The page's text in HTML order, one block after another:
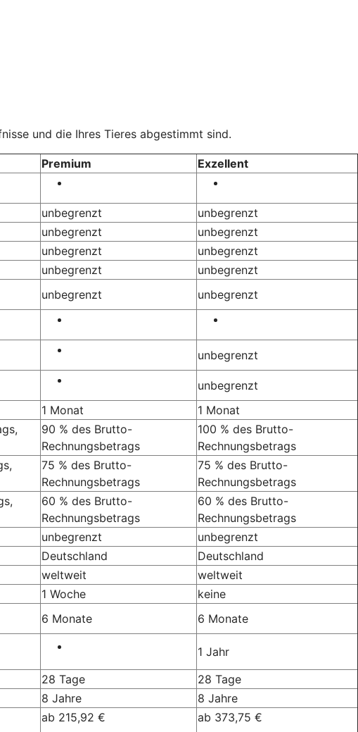
und die Ihres Tieres abgestimmt sind.
Premium
Exzellent
unbegrenzt
unbegrenzt
unbegrenzt
unbegrenzt
unbegrenzt
unbegrenzt
unbegrenzt
unbegrenzt
unbegrenzt unbegrenzt
unbegrenzt
unbegrenzt
1 Monat
1 Monat
90 % des Brutto-
Rechnungsbetrags
100 % des Brutto-
Rechnungsbetrags
75 % des Brutto-
Rechnungsbetrags
75 % des Brutto-
Rechnungsbetrags
60 % des Brutto-
Rechnungsbetrags
60 % des Brutto-
Rechnungsbetrags
unbegrenzt
unbegrenzt
Deutschland
Deutschland
weltweit
weltweit
1 Woche
keine
6 Monate
6 Monate
1 Jahr
28 Tage
28 Tage
8 Jahre
8 Jahre
ab 215,92 € ab 373,75 €